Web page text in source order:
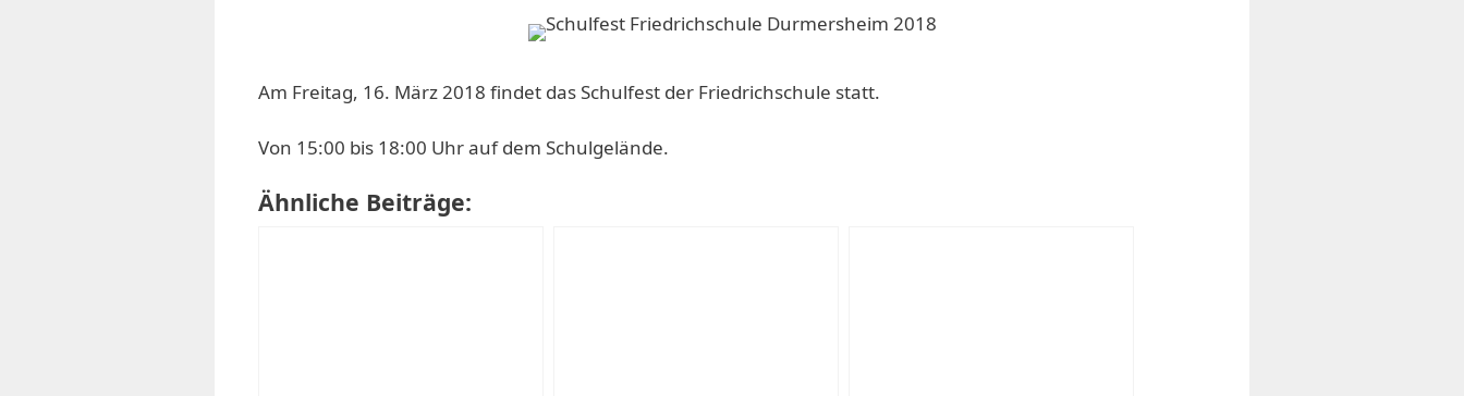
Am Freitag, 16. März 2018 findet das Schulfest der Friedrichschule statt.
Von 15:00 bis 18:00 Uhr auf dem Schulgelände.
Ähnliche Beiträge: